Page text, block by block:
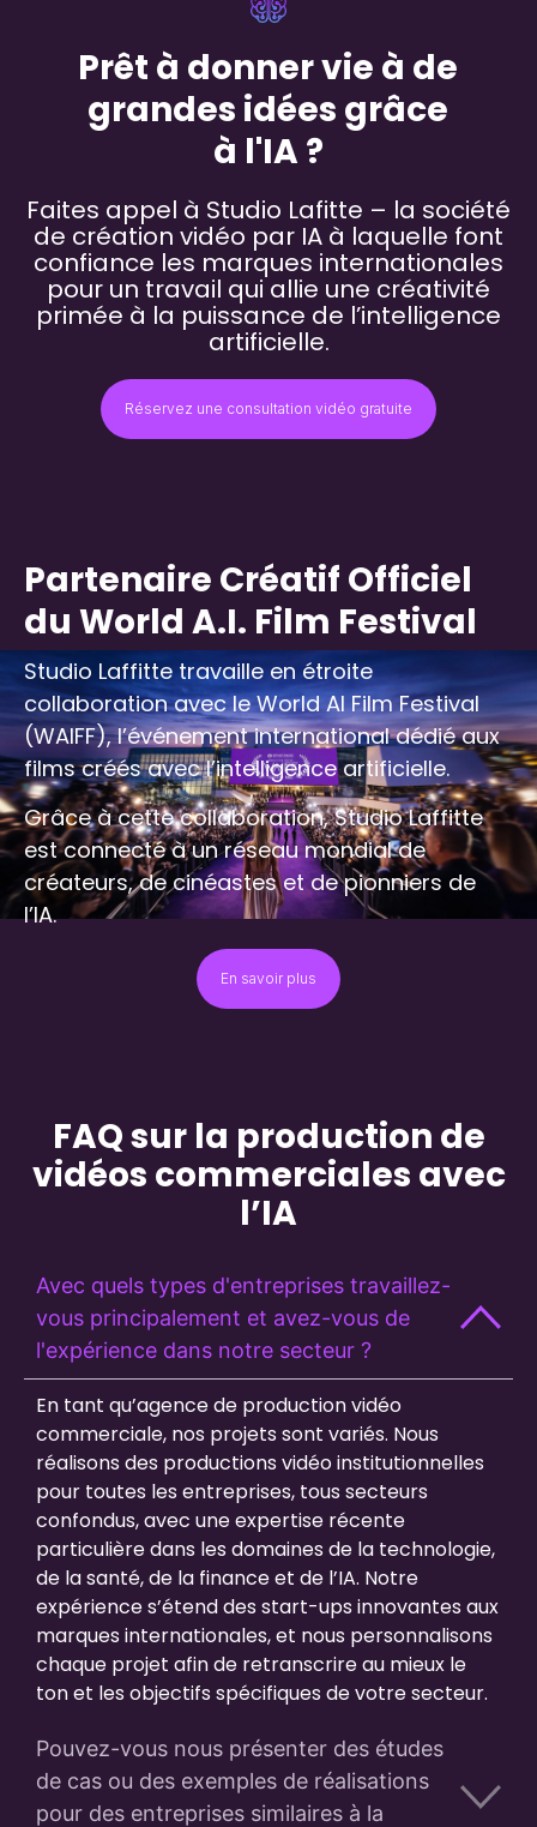
Prêt à donner vie à de
grandes idées grâce
à l'IA ?
Faites appel à Studio Lafitte – la société
de création vidéo par IA à laquelle font
confiance les marques internationales
pour un travail qui allie une créativité
primée à la puissance de l’intelligence
artificielle.
Réservez une consultation vidéo gratuite
Partenaire Créatif Officiel
du World A.I. Film Festival
Studio Laffitte travaille en étroite
collaboration avec le World AI Film Festival
(WAIFF), l’événement international dédié aux
films créés avec l’intelligence artificielle.
Grâce à cette collaboration, Studio Laffitte
est connecté à un réseau mondial de
créateurs, de cinéastes et de pionniers de
l’IA.
En savoir plus
FAQ sur la production de
vidéos commerciales avec
l’IA
Avec quels types d'entreprises travaillez-
vous principalement et avez-vous de
l'expérience dans notre secteur ?
En tant qu’agence de production vidéo
commerciale, nos projets sont variés. Nous
réalisons des productions vidéo institutionnelles
pour toutes les entreprises, tous secteurs
confondus, avec une expertise récente
particulière dans les domaines de la technologie,
de la santé, de la finance et de l’IA. Notre
expérience s’étend des start-ups innovantes aux
marques internationales, et nous personnalisons
chaque projet afin de retranscrire au mieux le
ton et les objectifs spécifiques de votre secteur.
Pouvez-vous nous présenter des études
de cas ou des exemples de réalisations
pour des entreprises similaires à la